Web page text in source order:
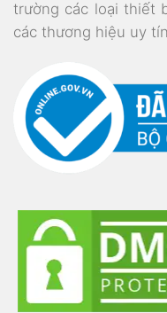
trường các loại thiết
các thương hiệu uy